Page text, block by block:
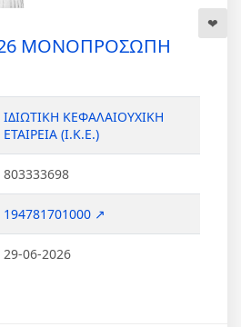
ΜΟΝΟΠΡΟΣΩΠΗ
ΙΔΙΩΤΙΚΗ ΚΕΦΑΛΑΙΟΥΧΙΚΗ
ΕΤΑΙΡΕΙΑ (Ι.Κ.Ε.)
803333698
194781701000 ↗
29-06-2026